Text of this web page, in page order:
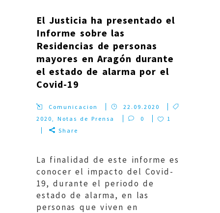
El Justicia ha presentado el
Informe sobre las
Residencias de personas
mayores en Aragón durante
el estado de alarma por el
Covid-19
Comunicacion
22.09.2020
2020,Notas de Prensa 0
1
Share
La finalidad de este informe es
conocer el impacto del Covid-
19, durante el periodo de
estado de alarma, en las
personas que viven en